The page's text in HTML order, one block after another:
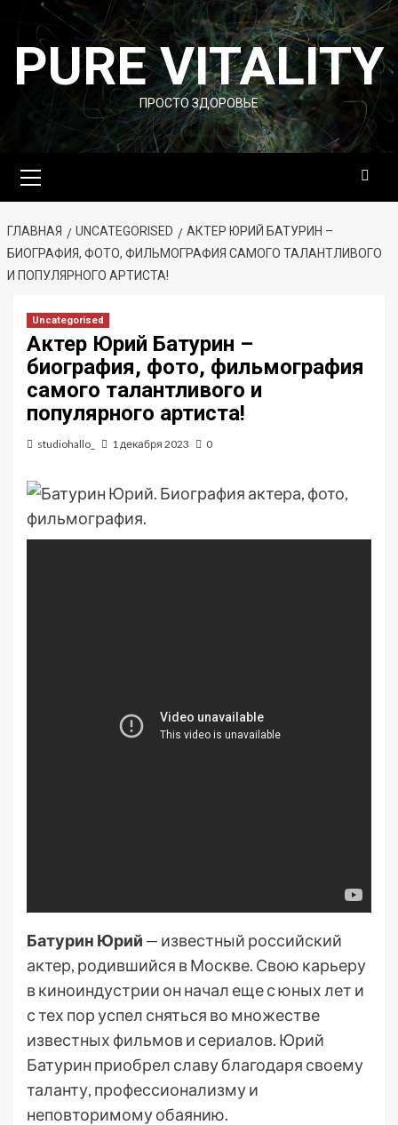
Перейти
содержимому
PURE VITALITY
ПРОСТО ЗДОРОВЬЕ
меню
ГЛАВНАЯ UNCATEGORISED
АКТЕР ЮРИЙ БАТУРИН –
БИОГРАФИЯ, ФОТО, ФИЛЬМОГРАФИЯ САМОГО ТАЛАНТЛИВОГО
И ПОПУЛЯРНОГО АРТИСТА!
Uncategorised
Актер Юрий Батурин –
биография, фото, фильмография
самого талантливого и
популярного артиста!
studiohallo_ 1 декабря 2023 0
Батурин Юрий — известный российский
актер, родившийся в Москве. Свою карьеру
в киноиндустрии он начал еще с юных лет и
с тех пор успел сняться во множестве
известных фильмов и сериалов. Юрий
Батурин приобрел славу благодаря своему
таланту, профессионализму и
неповторимому обаянию.